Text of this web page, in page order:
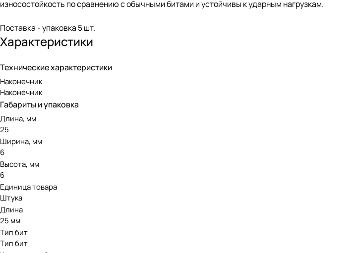
износостойкость по сравнению с обычными битами и устойчивы к ударным нагрузкам.
Поставка - упаковка 5 шт.
Характеристики
Технические характеристики
Наконечник
Наконечник
Габариты и упаковка
Длина, мм
25
Ширина, мм
6
Высота, мм
6
Единица товара
Штука
Длина
25 мм
Тип бит
Тип бит